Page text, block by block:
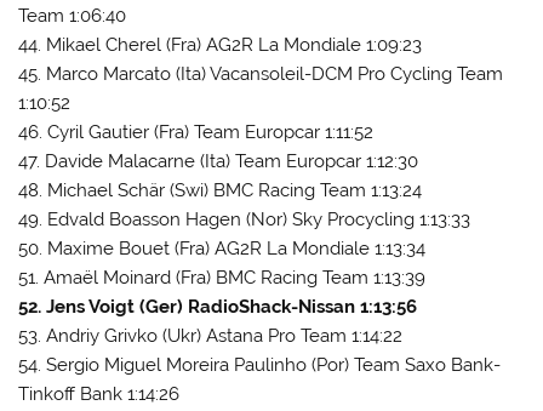
Team 1:06:40
44. Mikael Cherel (Fra) AG2R La Mondiale 1:09:23
45. Marco Marcato (Ita) Vacansoleil-DCM Pro Cycling Team
1:10:52
46. Cyril Gautier (Fra) Team Europcar 1:11:52
47. Davide Malacarne (Ita) Team Europcar 1:12:30
48. Michael Schär (Swi) BMC Racing Team 1:13:24
49. Edvald Boasson Hagen (Nor) Sky Procycling 1:13:33
50. Maxime Bouet (Fra) AG2R La Mondiale 1:13:34
51. Amaël Moinard (Fra) BMC Racing Team 1:13:39
52. Jens Voigt (Ger) RadioShack-Nissan 1:13:56
53. Andriy Grivko (Ukr) Astana Pro Team 1:14:22
54. Sergio Miguel Moreira Paulinho (Por) Team Saxo Bank-
Tinkoff Bank 1:14:26